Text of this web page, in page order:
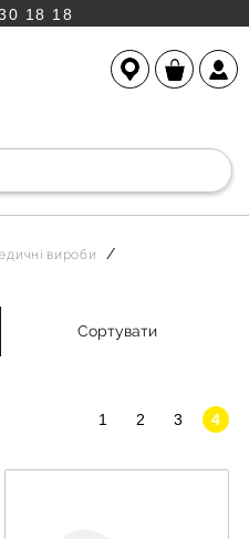
18 18
вироби
Сортувати
1 2 3 4